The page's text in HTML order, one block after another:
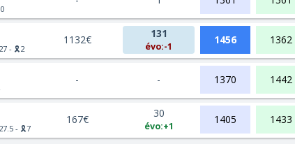
- 🎗️2
1132€ 131
évo:-1
1456 1362
- - 1370 1442
- 🎗️7
167€ 30
évo:+1
1405 1433